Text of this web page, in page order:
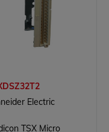
Electric
TSX Micro